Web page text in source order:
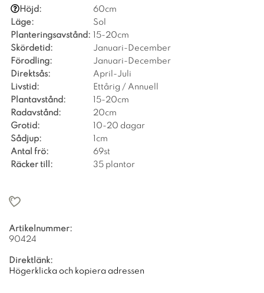
Höjd:
60cm
Läge:
Sol
Planteringsavstånd: 15-20cm
Skördetid:
Januari-December
Förodling:
Januari-December
Direktsås:
April-Juli
Livstid:
Ettårig / Annuell
Plantavstånd:
15-20cm
Radavstånd:
20cm
Grotid:
10-20 dagar
Sådjup:
1cm
Antal frö:
69st
Räcker till:
35 plantor
Artikelnummer:
90424
Direktlänk:
Högerklicka och kopiera adressen